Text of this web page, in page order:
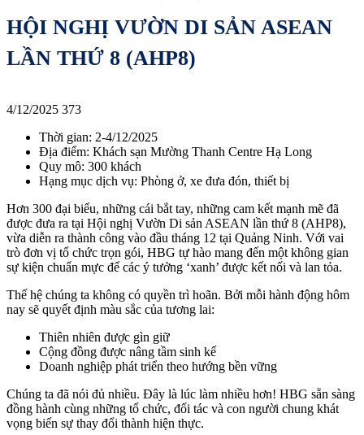
HỘI NGHỊ VƯỜN DI SẢN ASEAN
LẦN THỨ 8 (AHP8)
4/12/2025 373
Thời gian: 2-4/12/2025
Địa điểm: Khách sạn Mường Thanh Centre Hạ Long
Quy mô: 300 khách
Hạng mục dịch vụ: Phòng ở, xe đưa đón, thiết bị
Hơn 300 đại biểu, những cái bắt tay, những cam kết mạnh mẽ đã
được đưa ra tại Hội nghị Vườn Di sản ASEAN lần thứ 8 (AHP8),
vừa diễn ra thành công vào đầu tháng 12 tại Quảng Ninh. Với vai
trò đơn vị tổ chức trọn gói, HBG tự hào mang đến một không gian
sự kiện chuẩn mực để các ý tưởng ‘xanh’ được kết nối và lan tỏa.
Thế hệ chúng ta không có quyền trì hoãn. Bởi mỗi hành động hôm
nay sẽ quyết định màu sắc của tương lai:
Thiên nhiên được gìn giữ
Cộng đồng được nâng tầm sinh kế
Doanh nghiệp phát triển theo hướng bền vững
Chúng ta đã nói đủ nhiều. Đây là lúc làm nhiều hơn! HBG sẵn sàng
đồng hành cùng những tổ chức, đối tác và con người chung khát
vọng biến sự thay đổi thành hiện thực.